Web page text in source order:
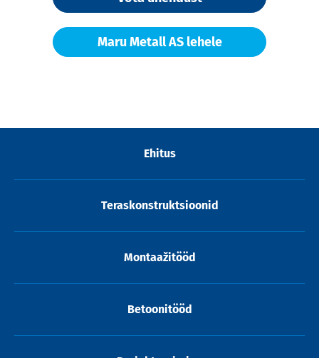
Maru Metall AS lehele
Ehitus
Teraskonstruktsioonid
Montaažitööd
Betoonitööd